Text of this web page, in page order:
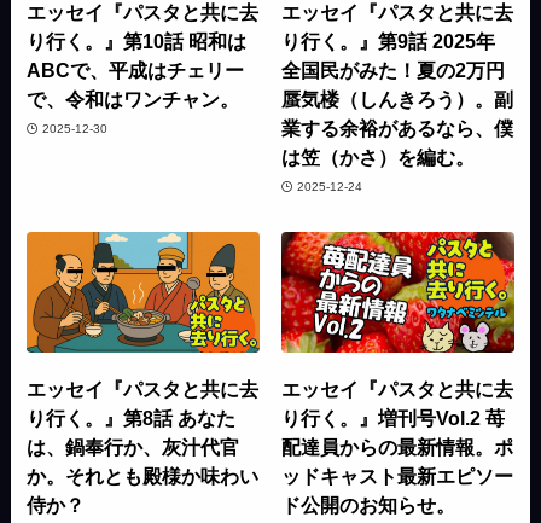
エッセイ『パスタと共に去
り行く。』第10話 昭和は
ABCで、平成はチェリー
で、令和はワンチャン。
2025-12-30
エッセイ『パスタと共に去
り行く。』第9話 2025年
全国民がみた！夏の2万円
蜃気楼（しんきろう）。副
業する余裕があるなら、僕
は笠（かさ）を編む。
2025-12-24
エッセイ『パスタと共に去
り行く。』第8話 あなた
は、鍋奉行か、灰汁代官
か。それとも殿様か味わい
侍か？
エッセイ『パスタと共に去
り行く。』増刊号Vol.2 苺
配達員からの最新情報。ポ
ッドキャスト最新エピソー
ド公開のお知らせ。